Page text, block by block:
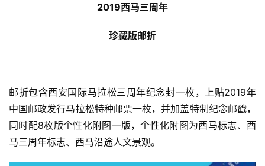
2019西马三周年
珍藏版邮折
邮折包含西安国际马拉松三周年纪念封一枚，上贴2019年
中国邮政发行马拉松特种邮票一枚，并加盖特制纪念邮戳，
同时配8枚版个性化附图一版，个性化附图为西马标志、西
马三周年标志、西马沿途人文景观。